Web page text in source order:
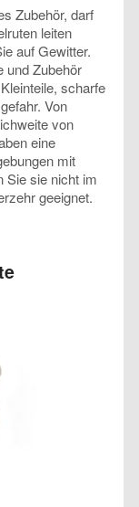
Zubehör, darf
leiten
auf Gewitter.
und Zubehör
scharfe
Von
von
eine
mit
Sie sie nicht im
geeignet.